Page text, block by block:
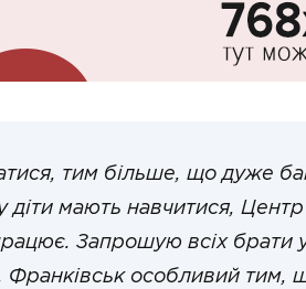
тим більше, що дуже
діти мають навчитися, Центр
Запрошую всіх брати
Франківськ особливий тим,